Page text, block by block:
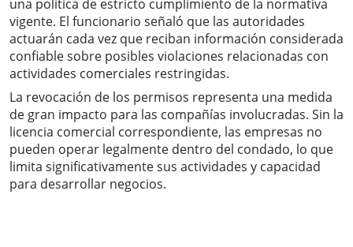
una política de estricto cumplimiento de la normativa
vigente. El funcionario señaló que las autoridades
actuarán cada vez que reciban información considerada
confiable sobre posibles violaciones relacionadas con
actividades comerciales restringidas.
La revocación de los permisos representa una medida
de gran impacto para las compañías involucradas. Sin la
licencia comercial correspondiente, las empresas no
pueden operar legalmente dentro del condado, lo que
limita significativamente sus actividades y capacidad
para desarrollar negocios.